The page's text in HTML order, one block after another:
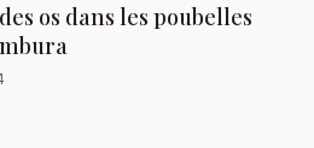
os dans les poubelles